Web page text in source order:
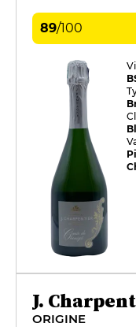
89/100
J.
ORIGINE